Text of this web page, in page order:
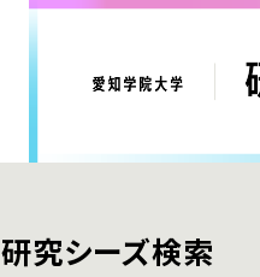
研究シーズ検索